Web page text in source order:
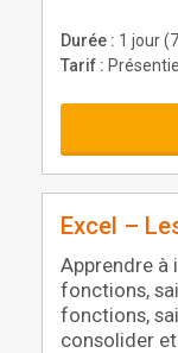
Durée : 1 jour
Tarif :
Excel –
Apprendre à
fonctions,
fonctions,
consolider